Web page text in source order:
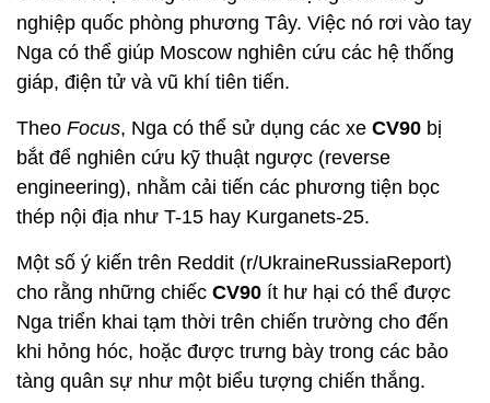
nghiệp quốc phòng phương Tây. Việc nó rơi vào tay
Nga có thể giúp Moscow nghiên cứu các hệ thống
giáp, điện tử và vũ khí tiên tiến.
Theo Focus, Nga có thể sử dụng các xe CV90 bị
bắt để nghiên cứu kỹ thuật ngược (reverse
engineering), nhằm cải tiến các phương tiện bọc
thép nội địa như T-15 hay Kurganets-25.
Một số ý kiến trên Reddit (r/UkraineRussiaReport)
cho rằng những chiếc CV90 ít hư hại có thể được
Nga triển khai tạm thời trên chiến trường cho đến
khi hỏng hóc, hoặc được trưng bày trong các bảo
tàng quân sự như một biểu tượng chiến thắng.